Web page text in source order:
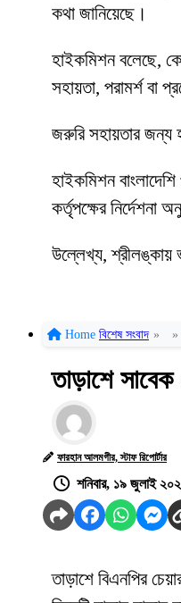
কথা জানিয়েছে।
হাইকমিশন বলেছে,
সহায়তা, পরামর্শ বা
জরুরি সহায়তার
হাইকমিশন
কর্তৃপক্ষের
উল্লেখ্য, শ্রীলঙ্কায়
Home বিশেষ সংবাদ » »
তাড়াশে
ফারহান আলমগীর, স্টাফ রিপোর্টার
শনিবার, ১৯ জুলাই
তাড়াশে বিএনপির